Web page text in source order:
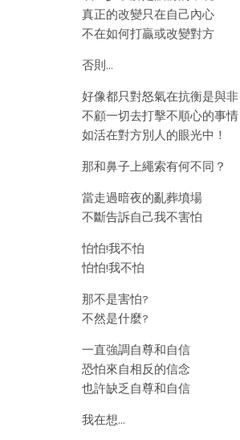
真正的改變只在自己內心
不在如何打贏或改變對方
否則…
好像都只對怒氣在抗衡是與非
不顧一切去打擊不順心的事情
如活在對方別人的眼光中！
那和鼻子上繩索有何不同？
當走過暗夜的亂葬墳場
不斷告訴自己我不害怕
怕怕!我不怕
怕怕!我不怕
那不是害怕?
不然是什麼?
一直強調自尊和自信
恐怕來自相反的信念
也許缺乏自尊和自信
我在想…